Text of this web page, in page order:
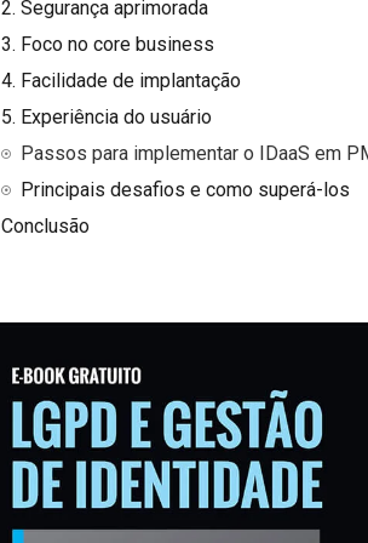
2. Segurança aprimorada
3. Foco no core business
4. Facilidade de implantação
5. Experiência do usuário
Passos para implementar o IDaaS em
Principais desafios e como superá-los
Conclusão